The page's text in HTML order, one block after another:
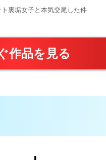
裏垢女子と本気交尾した件
作品を見る